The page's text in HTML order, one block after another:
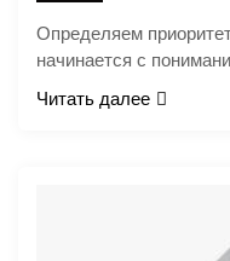
Определяем
начинается с
Читать далее